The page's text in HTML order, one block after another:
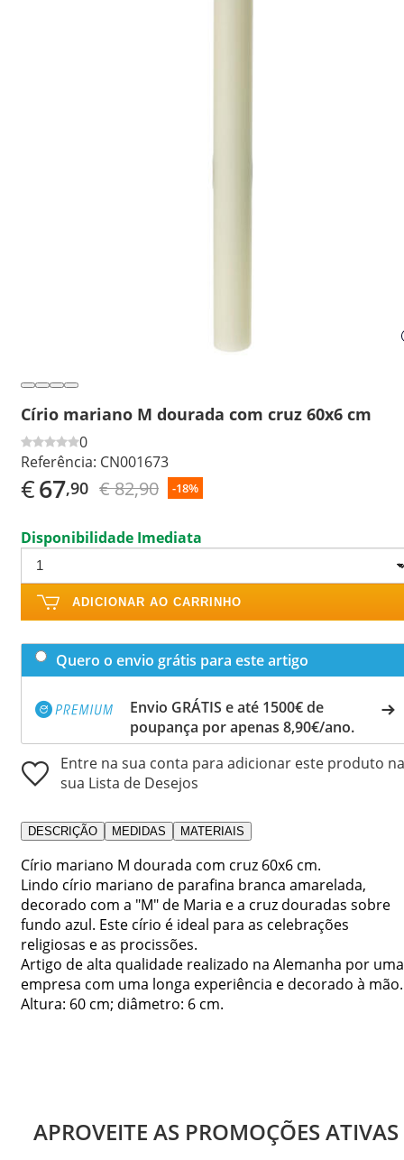
Círio mariano M dourada com cruz 60x6 cm
0
Referência: CN001673
€67,90 € 82,90 -18%
Disponibilidade Imediata
ADICIONAR AO CARRINHO
Quero o envio grátis para este artigo
Envio GRÁTIS e até 1500€ de
poupança por apenas 8,90€/ano.
Entre na sua conta para adicionar este produto na
sua Lista de Desejos
DESCRIÇÃO MEDIDAS MATERIAIS
Círio mariano M dourada com cruz 60x6 cm.
Lindo círio mariano de parafina branca amarelada,
decorado com a "M" de Maria e a cruz douradas sobre
fundo azul. Este círio é ideal para as celebrações
religiosas e as procissões.
Artigo de alta qualidade realizado na Alemanha por uma
empresa com uma longa experiência e decorado à mão.
Altura: 60 cm; diâmetro: 6 cm.
APROVEITE AS PROMOÇÕES ATIVAS